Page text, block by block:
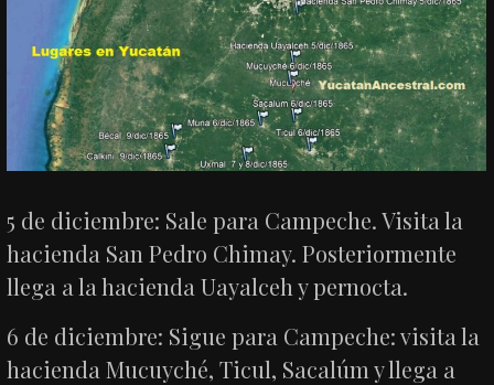
5 de diciembre: Sale para Campeche. Visita la
hacienda San Pedro Chimay. Posteriormente
llega a la hacienda Uayalceh y pernocta.
6 de diciembre: Sigue para Campeche: visita la
hacienda Mucuyché, Ticul, Sacalúm y llega a